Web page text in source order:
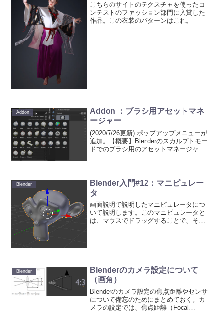
こちらのサイトのテクスチャを使ったコ
ンテストのファッション部門に入賞した
作品。この衣装のパターンはこれ。
Addon
Addon ：ブラシ用アセットマネ
ージャー
(2020/7/26更新) ポップアップメニューが
追加。【概要】Blenderのスカルプトモー
ドでのブラシ用のアセットマネージャで
Blender
Blender入門#12：マニピュレー
タ
画面説明で説明したマニピュレータにつ
いて説明します。このマニピュレータと
は、マウスでドラッグすることで、その
Blender
Blenderのカメラ設定について
（画角）
Blenderのカメラ設定の焦点距離やセンサ
について備忘のためにまとめておく。カ
メラの設定では、焦点距離（Focal